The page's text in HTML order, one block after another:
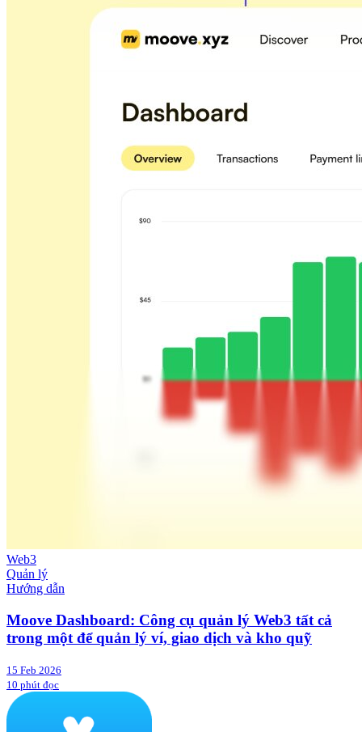
Web3
Quản lý
Hướng dẫn
Moove Dashboard: Công cụ quản lý Web3 tất cả
trong một để quản lý ví, giao dịch và kho quỹ
15 Feb 2026
10 phút đọc